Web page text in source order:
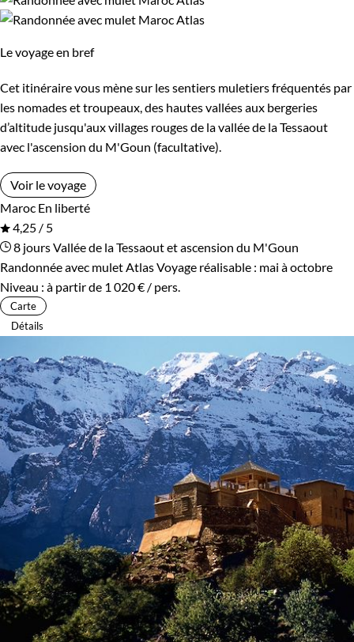
Le voyage en bref
Cet itinéraire vous mène sur les sentiers muletiers fréquentés par
les nomades et troupeaux, des hautes vallées aux bergeries
d’altitude jusqu'aux villages rouges de la vallée de la Tessaout
avec l'ascension du M'Goun (facultative).
Voir le voyage
Maroc En liberté
4,25 / 5
8 joursVallée de la Tessaout et ascension du M'Goun
Randonnée avec mulet AtlasVoyage réalisable : mai à octobre
Niveau : à partir de 1 020 € / pers.
Carte
Détails